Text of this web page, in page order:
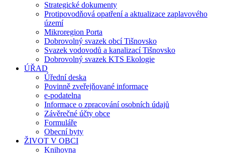
Strategické dokumenty
Protipovodňová opatření a aktualizace zaplavového
území
Mikroregion Porta
Dobrovolný svazek obcí Tišnovsko
Svazek vodovodů a kanalizací Tišnovsko
Dobrovolný svazek KTS Ekologie
ÚŘAD
Úřední deska
Povinně zveřejňované informace
e-podatelna
Informace o zpracování osobních údajů
Závěrečné účty obce
Formuláře
Obecní byty
ŽIVOT V OBCI
Knihovna